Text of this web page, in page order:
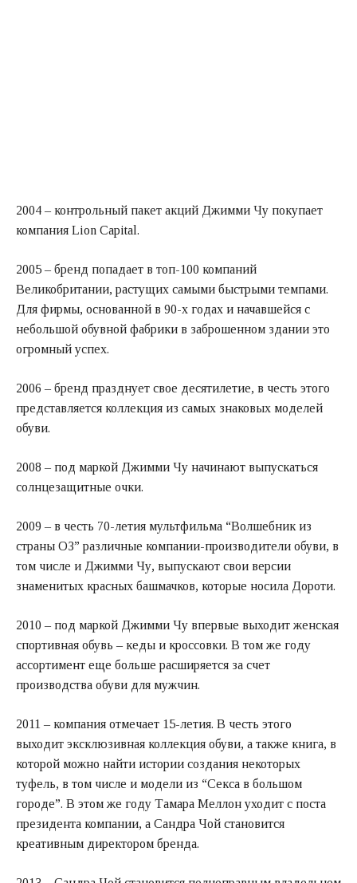
2004 – контрольный пакет акций Джимми Чу покупает
компания Lion Capital.
2005 – бренд попадает в топ-100 компаний
Великобритании, растущих самыми быстрыми темпами.
Для фирмы, основанной в 90-х годах и начавшейся с
небольшой обувной фабрики в заброшенном здании это
огромный успех.
2006 – бренд празднует свое десятилетие, в честь этого
представляется коллекция из самых знаковых моделей
обуви.
2008 – под маркой Джимми Чу начинают выпускаться
солнцезащитные очки.
2009 – в честь 70-летия мультфильма “Волшебник из
страны ОЗ” различные компании-производители обуви, в
том числе и Джимми Чу, выпускают свои версии
знаменитых красных башмачков, которые носила Дороти.
2010 – под маркой Джимми Чу впервые выходит женская
спортивная обувь – кеды и кроссовки. В том же году
ассортимент еще больше расширяется за счет
производства обуви для мужчин.
2011 – компания отмечает 15-летия. В честь этого
выходит эксклюзивная коллекция обуви, а также книга, в
которой можно найти истории создания некоторых
туфель, в том числе и модели из “Секса в большом
городе”. В этом же году Тамара Меллон уходит с поста
президента компании, а Сандра Чой становится
креативным директором бренда.